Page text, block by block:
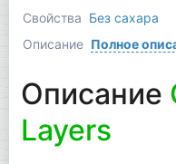
Свойства Без сахара
Описание Полное
Описание
Layers